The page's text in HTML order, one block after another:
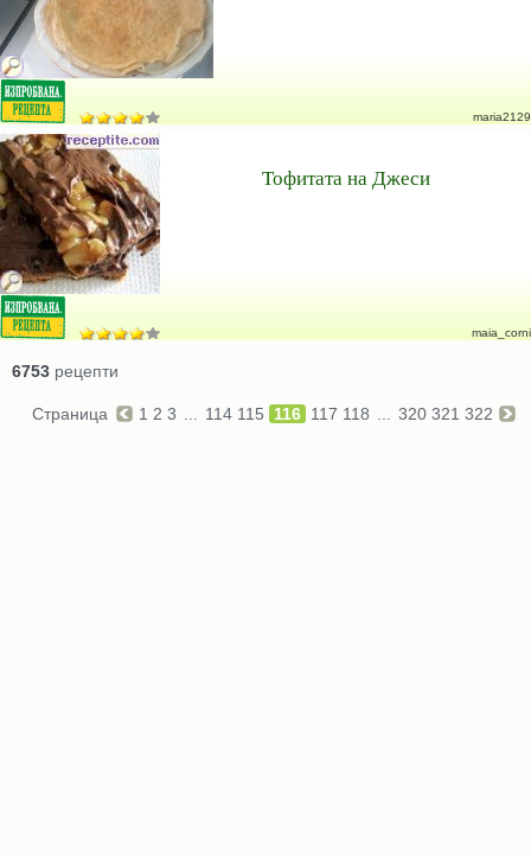
maria2129
Тофитата на Джеси
maia_corni
6753 рецепти
Страница 1 2 3 114 115 116 117 118 320 321 322